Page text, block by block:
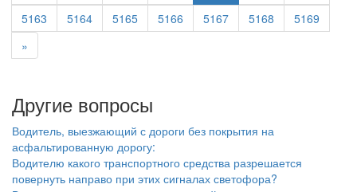
5163
5164 5165 5166 5167 5168
5169
»
Другие вопросы
Водитель, выезжающий с дороги без покрытия на
асфальтированную дорогу:
Водителю какого транспортного средства разрешается
повернуть направо при этих сигналах светофора?